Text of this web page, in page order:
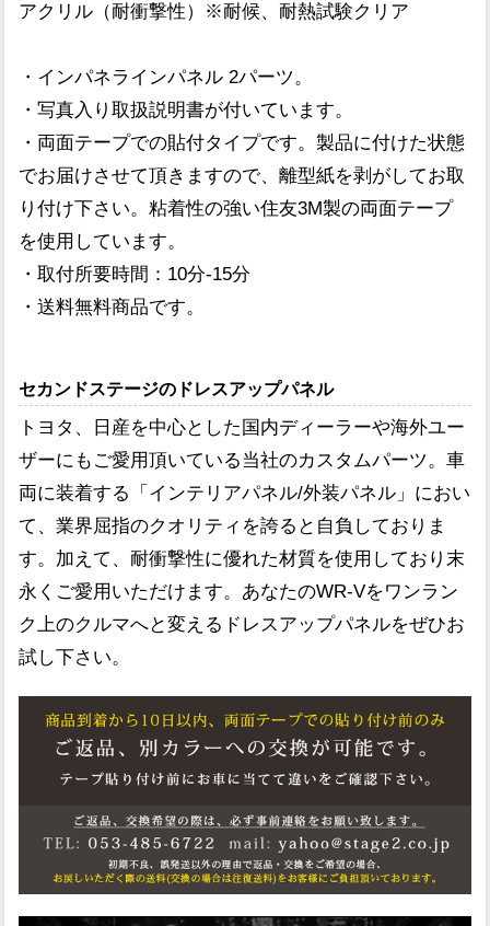
アクリル（耐衝撃性）※耐候、耐熱試験クリア
・インパネラインパネル 2パーツ。
・写真入り取扱説明書が付いています。
・両面テープでの貼付タイプです。製品に付けた状態
でお届けさせて頂きますので、離型紙を剥がしてお取
り付け下さい。粘着性の強い住友3M製の両面テープ
を使用しています。
・取付所要時間：10分-15分
・送料無料商品です。
セカンドステージのドレスアップパネル
トヨタ、日産を中心とした国内ディーラーや海外ユー
ザーにもご愛用頂いている当社のカスタムパーツ。車
両に装着する「インテリアパネル/外装パネル」におい
て、業界屈指のクオリティを誇ると自負しておりま
す。加えて、耐衝撃性に優れた材質を使用しており末
永くご愛用いただけます。あなたのWR-Vをワンラン
ク上のクルマへと変えるドレスアップパネルをぜひお
試し下さい。